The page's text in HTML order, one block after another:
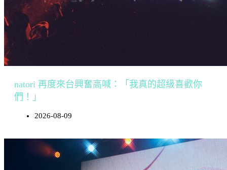
natori 再度來台興奮高喊：「我真的超級喜歡你
們！」
2026-08-09